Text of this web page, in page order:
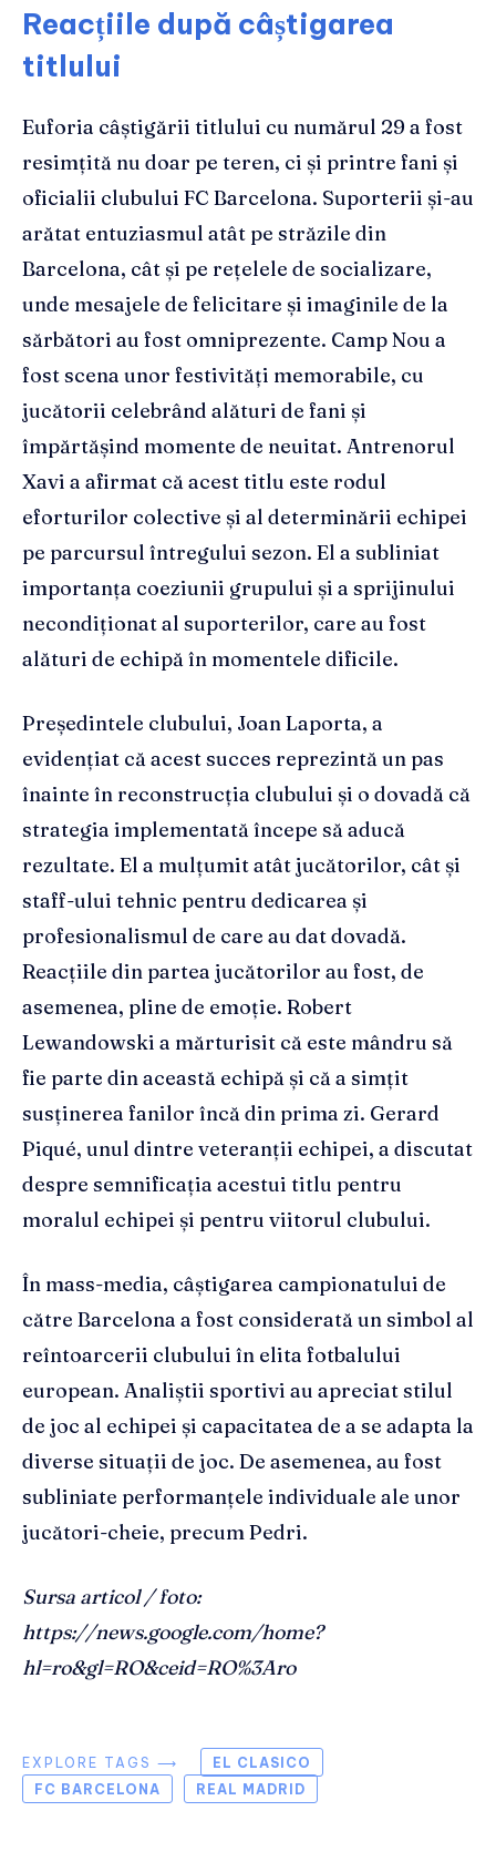
Reacțiile după câștigarea
titlului
Euforia câștigării titlului cu numărul 29 a fost
resimțită nu doar pe teren, ci și printre fani și
oficialii clubului FC Barcelona. Suporterii și-au
arătat entuziasmul atât pe străzile din
Barcelona, cât și pe rețelele de socializare,
unde mesajele de felicitare și imaginile de la
sărbători au fost omniprezente. Camp Nou a
fost scena unor festivități memorabile, cu
jucătorii celebrând alături de fani și
împărtășind momente de neuitat. Antrenorul
Xavi a afirmat că acest titlu este rodul
eforturilor colective și al determinării echipei
pe parcursul întregului sezon. El a subliniat
importanța coeziunii grupului și a sprijinului
necondiționat al suporterilor, care au fost
alături de echipă în momentele dificile.
Președintele clubului, Joan Laporta, a
evidențiat că acest succes reprezintă un pas
înainte în reconstrucția clubului și o dovadă că
strategia implementată începe să aducă
rezultate. El a mulțumit atât jucătorilor, cât și
staff-ului tehnic pentru dedicarea și
profesionalismul de care au dat dovadă.
Reacțiile din partea jucătorilor au fost, de
asemenea, pline de emoție. Robert
Lewandowski a mărturisit că este mândru să
fie parte din această echipă și că a simțit
susținerea fanilor încă din prima zi. Gerard
Piqué, unul dintre veteranții echipei, a discutat
despre semnificația acestui titlu pentru
moralul echipei și pentru viitorul clubului.
În mass-media, câștigarea campionatului de
către Barcelona a fost considerată un simbol al
reîntoarcerii clubului în elita fotbalului
european. Analiștii sportivi au apreciat stilul
de joc al echipei și capacitatea de a se adapta la
diverse situații de joc. De asemenea, au fost
subliniate performanțele individuale ale unor
jucători-cheie, precum Pedri.
Sursa articol / foto:
https://news.google.com/home?
hl=ro&gl=RO&ceid=RO%3Aro
EXPLORE TAGS ⟶
EL CLASICO
FC BARCELONA
REAL MADRID